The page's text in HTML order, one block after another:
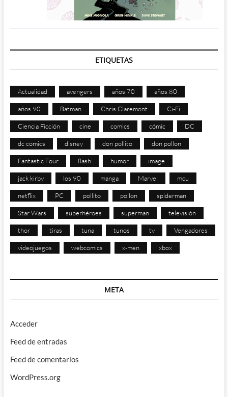
ETIQUETAS
Actualidad avengers años 70 años 80
años 90 Batman Chris Claremont Ci-Fi
Ciencia Ficción cine comics cómic DC
dc comics disney don pollito don pollon
Fantastic Four flash humor image
jack kirby los 90 manga Marvel mcu
netflix PC pollito pollon spiderman
Star Wars superhéroes superman televisión
thor tiras tuna tunos tv Vengadores
videojuegos webcomics x-men xbox
META
Acceder
Feed de entradas
Feed de comentarios
WordPress.org